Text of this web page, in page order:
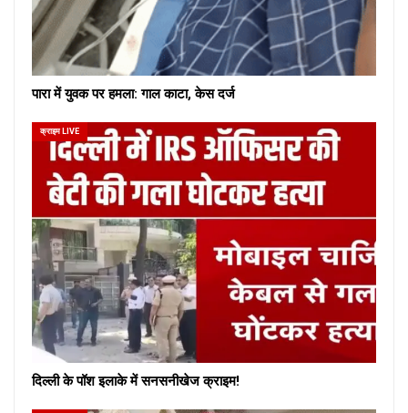
पारा में युवक पर हमला: गाल काटा, केस दर्ज
क्राइम LIVE
दिल्ली के पॉश इलाके में सनसनीखेज क्राइम!